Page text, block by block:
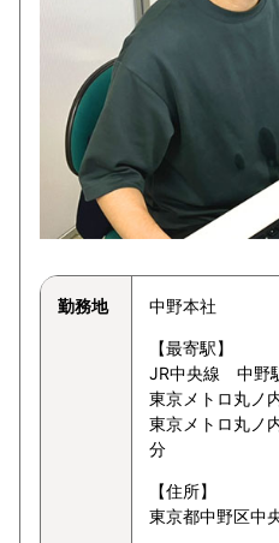
勤務地 中野本社
【最寄駅】
JR中央線 中野
東京メトロ丸
東京メトロ丸
分
【住所】
東京都中野区中